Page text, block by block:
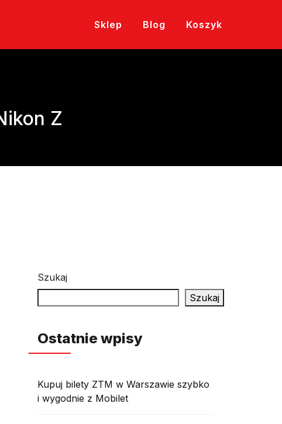
Sklep Blog Koszyk
Z
Szukaj
Szukaj
Ostatnie wpisy
Kupuj bilety ZTM w Warszawie szybko
i wygodnie z Mobilet